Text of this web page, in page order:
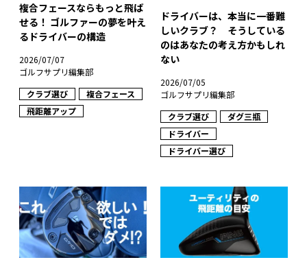
複合フェースならもっと飛ば
せる！ ゴルファーの夢を叶え
るドライバーの構造
2026/07/07
ゴルフサプリ編集部
クラブ選び
複合フェース
飛距離アップ
ドライバーは、本当に一番難
しいクラブ？ そうしている
のはあなたの考え方かもしれ
ない
2026/07/05
ゴルフサプリ編集部
クラブ選び
ダグ三瓶
ドライバー
ドライバー選び